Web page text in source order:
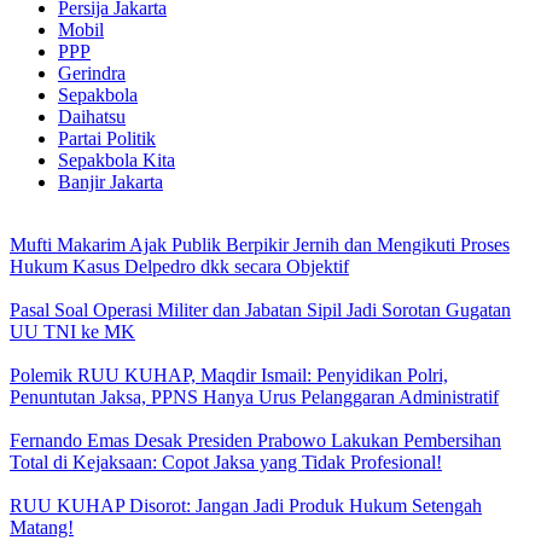
Persija Jakarta
Mobil
PPP
Gerindra
Sepakbola
Daihatsu
Partai Politik
Sepakbola Kita
Banjir Jakarta
Mufti Makarim Ajak Publik Berpikir Jernih dan Mengikuti Proses
Hukum Kasus Delpedro dkk secara Objektif
Pasal Soal Operasi Militer dan Jabatan Sipil Jadi Sorotan Gugatan
UU TNI ke MK
Polemik RUU KUHAP, Maqdir Ismail: Penyidikan Polri,
Penuntutan Jaksa, PPNS Hanya Urus Pelanggaran Administratif
Fernando Emas Desak Presiden Prabowo Lakukan Pembersihan
Total di Kejaksaan: Copot Jaksa yang Tidak Profesional!
RUU KUHAP Disorot: Jangan Jadi Produk Hukum Setengah
Matang!